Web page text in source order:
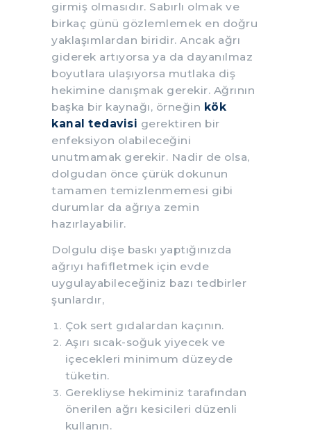
girmiş olmasıdır. Sabırlı olmak ve
birkaç günü gözlemlemek en doğru
yaklaşımlardan biridir. Ancak ağrı
giderek artıyorsa ya da dayanılmaz
boyutlara ulaşıyorsa mutlaka diş
hekimine danışmak gerekir. Ağrının
başka bir kaynağı, örneğin kök
kanal tedavisi gerektiren bir
enfeksiyon olabileceğini
unutmamak gerekir. Nadir de olsa,
dolgudan önce çürük dokunun
tamamen temizlenmemesi gibi
durumlar da ağrıya zemin
hazırlayabilir.
Dolgulu dişe baskı yaptığınızda
ağrıyı hafifletmek için evde
uygulayabileceğiniz bazı tedbirler
şunlardır,
Çok sert gıdalardan kaçının.
Aşırı sıcak-soğuk yiyecek ve
içecekleri minimum düzeyde
tüketin.
Gerekliyse hekiminiz tarafından
önerilen ağrı kesicileri düzenli
kullanın.